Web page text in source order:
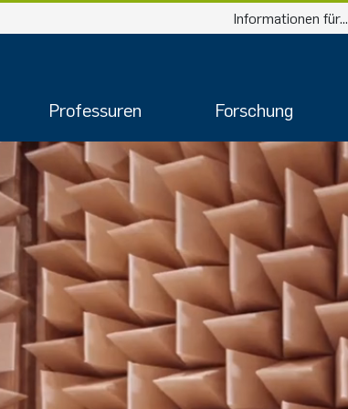
Informationen für...
Professuren Forschung